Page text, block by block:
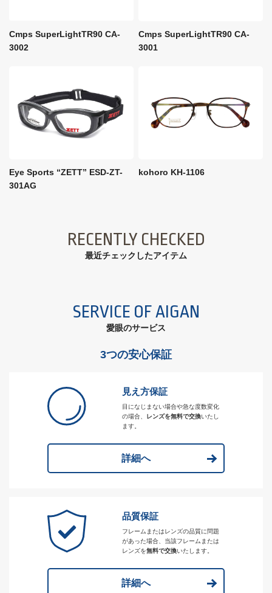
Cmps SuperLightTR90 CA-
3002
Cmps SuperLightTR90 CA-
3001
Eye Sports “ZETT” ESD-ZT-
301AG
kohoro KH-1106
RECENTLY CHECKED
最近チェックしたアイテム
SERVICE OF AIGAN
愛眼のサービス
3つの安心保証
見え方保証
目になじまない場合や急な度数変化
の場合、
レンズを無料で交換いたし
ます。
詳細へ
品質保証
フレームまたはレンズの品質に問題
があった場合、当該フレームまたは
レンズを無料で交換いたします。
詳細へ